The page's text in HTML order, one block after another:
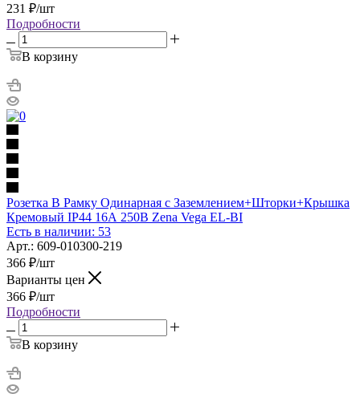
231 ₽/шт
Подробности
В корзину
Розетка В Рамку Одинарная с Заземлением+Шторки+Крышка
Кремовый IP44 16А 250В Zena Vega EL-BI
Есть в наличии: 53
Арт.: 609-010300-219
366 ₽/шт
Варианты цен
366 ₽/шт
Подробности
В корзину